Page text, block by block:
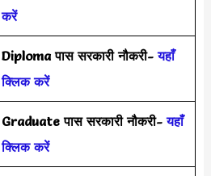
करें
Diploma पास सरकारी नौकरी- यहाँ
क्लिक करें
Graduate पास सरकारी नौकरी- यहाँ
क्लिक करें